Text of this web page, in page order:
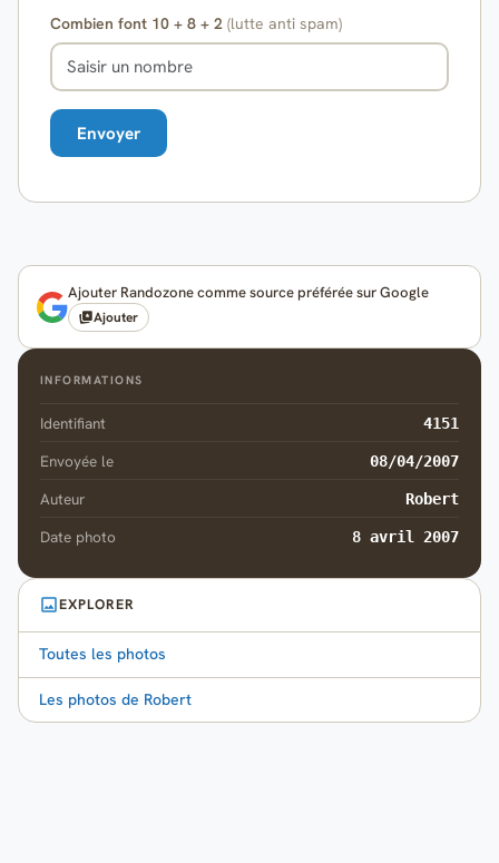
Combien font 10 + 8 + 2 (lutte anti spam)
Ajouter Randozone comme source préférée sur Google
Ajouter
INFORMATIONS
Identifiant 4151
Envoyée le 08/04/2007
Auteur Robert
Date photo 8 avril 2007
EXPLORER
Toutes les photos
Les photos de Robert